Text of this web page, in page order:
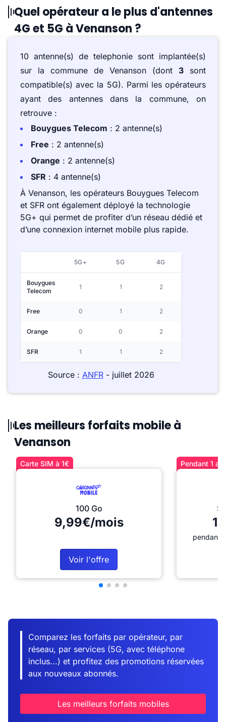
Quel opérateur a le plus d'antennes
4G et 5G à Venanson ?
10 antenne(s) de telephonie sont implantée(s)
sur la commune de Venanson (dont 3 sont
compatible(s) avec la 5G). Parmi les opérateurs
ayant des antennes dans la commune, on
retrouve :
Bouygues Telecom : 2 antenne(s)
Free : 2 antenne(s)
Orange : 2 antenne(s)
SFR : 4 antenne(s)
À Venanson, les opérateurs Bouygues Telecom
et SFR ont également déployé la technologie
5G+ qui permet de profiter d’un réseau dédié et
d’une connexion internet mobile plus rapide.
5G+ 5G 4G
Bouygues
Telecom
1 1 2
Free 0 1 2
Orange 0 0 2
SFR 1 1 2
Source : ANFR- juillet 2026
Les meilleurs forfaits mobile à
Venanson
Carte SIM à 1€
100 Go
9,99€/mois
Voir l'offre
Pendant 1
pendant
Comparez les forfaits par opérateur, par
réseau, par services (5G, avec téléphone
inclus...) et profitez des promotions réservées
aux nouveaux abonnés.
Les meilleurs forfaits mobiles